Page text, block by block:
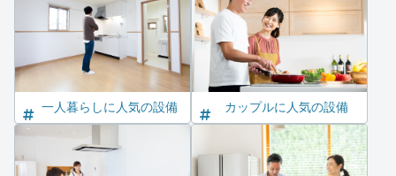
一人暮らしに人気の設備 カップルに人気の設備